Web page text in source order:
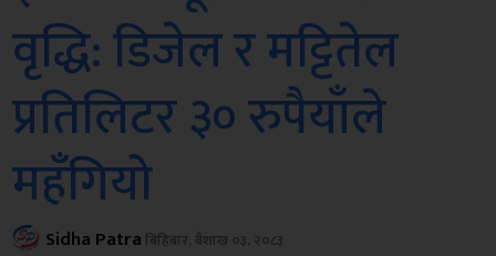
वृद्धि: डिजेल र मट्टितेल
प्रतिलिटर ३० रुपैयाँले
महँगियो
Sidha Patraबिहिबार, बैशाख ०३, २०८३